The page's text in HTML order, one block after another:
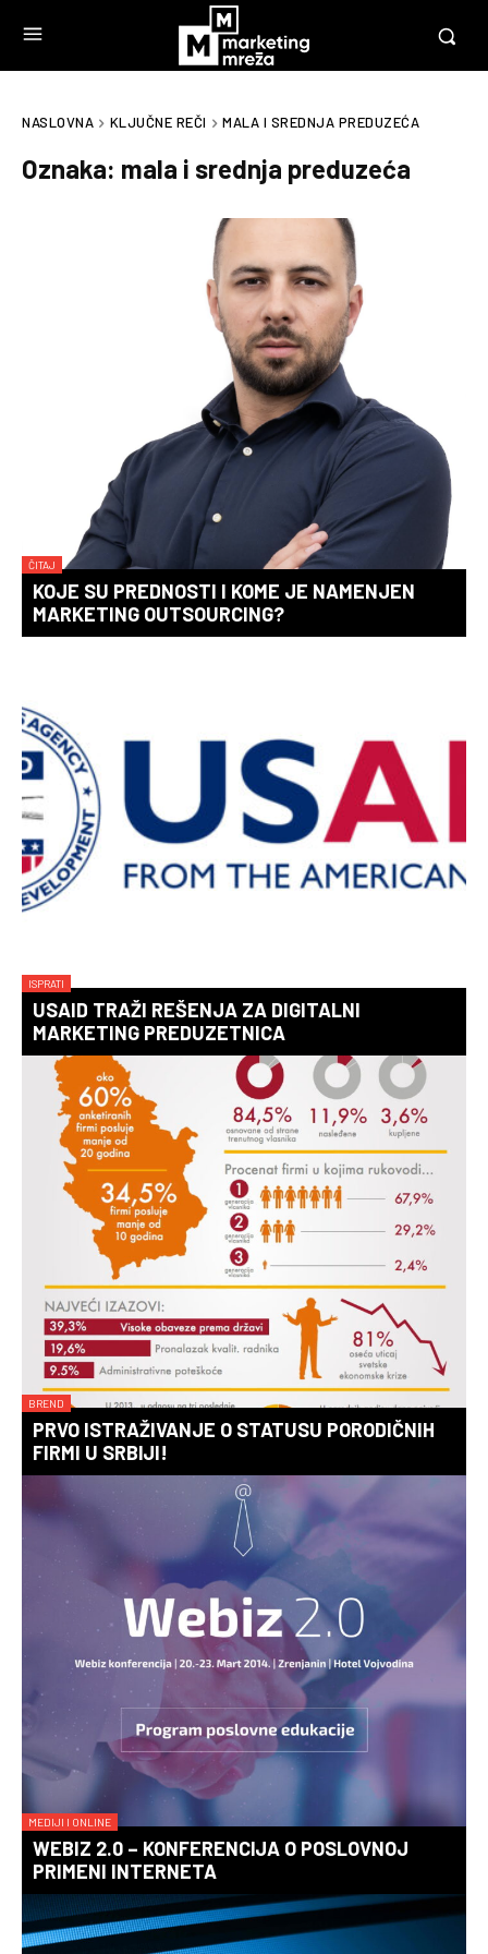
NASLOVNA KLJUČNE REČI MALA I SREDNJA PREDUZEĆA
Oznaka: mala i srednja preduzeća
ČITAJ
KOJE SU PREDNOSTI I KOME JE NAMENJEN
MARKETING OUTSOURCING?
ISPRATI
USAID TRAŽI REŠENJA ZA DIGITALNI
MARKETING PREDUZETNICA
BREND
PRVO ISTRAŽIVANJE O STATUSU PORODIČNIH
FIRMI U SRBIJI!
MEDIJI I ONLINE
WEBIZ 2.0 – KONFERENCIJA O POSLOVNOJ
PRIMENI INTERNETA